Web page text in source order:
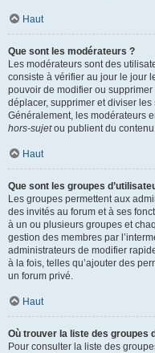
Haut
Que sont les modérateurs ?
Les modérateurs sont des
consiste à vérifier au jour le jour
pouvoir de modifier ou
déplacer, supprimer et diviser
Généralement, les modérateurs
hors-sujetou publient du
Haut
Que sont les groupes
Les groupes permettent aux
des invités au forum et à ses
à un ou plusieurs groupes et
gestion des membres par
administrateurs de modifier
à la fois, telles qu’ajouter des
un forum privé.
Haut
Où trouver la liste des groupes
Pour consulter la liste des